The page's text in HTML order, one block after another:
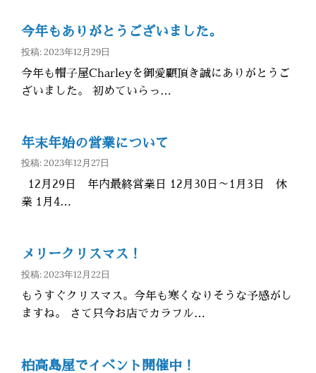
今年もありがとうございました。
投稿: 2023年12月29日
今年も帽子屋Charleyを御愛顧頂き誠にありがとうご
ざいました。 初めていらっ…
年末年始の営業について
投稿: 2023年12月27日
12月29日 年内最終営業日 12月30日～1月3日 休
業 1月4…
メリークリスマス！
投稿: 2023年12月22日
もうすぐクリスマス。今年も寒くなりそうな予感がし
ますね。 さて只今お店でカラフル…
柏高島屋でイベント開催中！